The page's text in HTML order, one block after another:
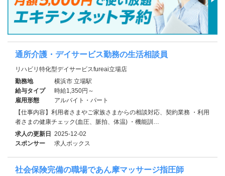
通所介護・デイサービス勤務の生活相談員
リハビリ特化型デイサービスfureai立場店
勤務地
横浜市 立場駅
給与タイプ
時給1,350円～
雇用形態
アルバイト・パート
【仕事内容】利用者さまやご家族さまからの相談対応、契約業務 ・利用
者さまの健康チェック(血圧、脈拍、体温) ・機能訓…
求人の更新日 2025-12-02
スポンサー
求人ボックス
社会保険完備の職場であん摩マッサージ指圧師